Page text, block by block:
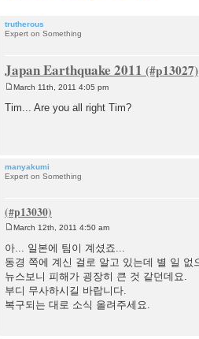
trutherous
Expert on Something
Japan Earthquake 2011
s
March 11th, 2011 4:05 pm
Tim... Are you all right Tim?
manyakumi
Expert on Something
s
t
March 12th, 2011 4:50 am
아... 일본에 팀이 계셨죠...
동경 쪽에 계신 걸로 알고 있는데 별 일 없
뉴스보니 피해가 굉장히 큰 것 같던데요.
부디 무사하시길 바랍니다.
복구되는 대로 소식 올려주세요.